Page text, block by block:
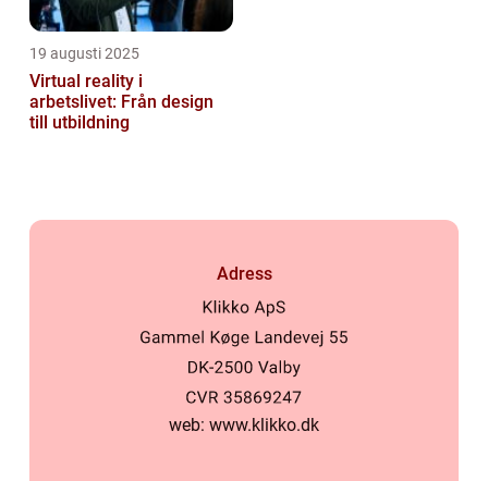
19 augusti 2025
Virtual reality i
arbetslivet: Från design
till utbildning
Adress
web: www.klikko.dk